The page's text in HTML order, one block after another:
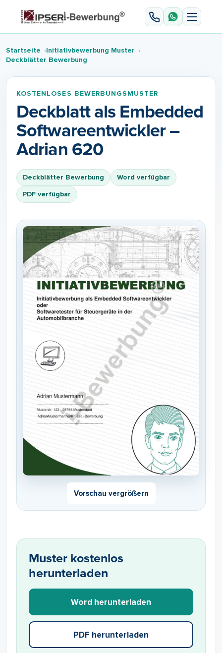
Startseite
Initiativbewerbung Muster
Deckblätter Bewerbung
KOSTENLOSES BEWERBUNGSMUSTER
Deckblatt als Embedded
Softwareentwickler –
Adrian 620
Deckblätter Bewerbung
Word verfügbar
PDF verfügbar
Vorschau vergrößern
Muster kostenlos
herunterladen
Word herunterladen
PDF herunterladen